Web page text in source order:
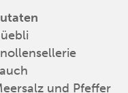
und Pfeffer